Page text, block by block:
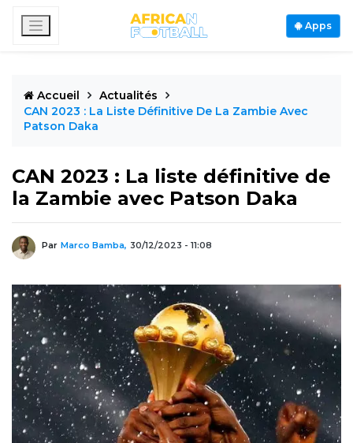
Apps
Accueil
Actualités
CAN 2023 : La Liste Définitive De La Zambie Avec
Patson Daka
CAN 2023 : La liste définitive de
la Zambie avec Patson Daka
Par Marco Bamba, 30/12/2023 - 11:08